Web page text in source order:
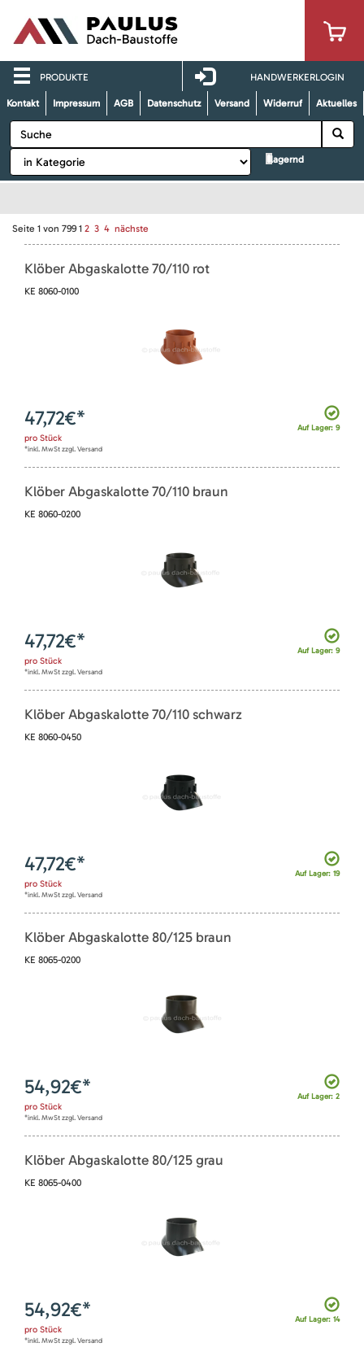
PRODUKTE HANDWERKERLOGIN
Kontakt Impressum AGB Datenschutz Versand Widerruf Aktuelles
lagernd
Seite 1 von 799 1 2 3 4 nächste
Klöber Abgaskalotte 70/110 rot
KE 8060-0100
Auf Lager: 9
47,72€*
pro Stück
*inkl. MwSt zzgl. Versand
Klöber Abgaskalotte 70/110 braun
KE 8060-0200
Auf Lager: 9
47,72€*
pro Stück
*inkl. MwSt zzgl. Versand
Klöber Abgaskalotte 70/110 schwarz
KE 8060-0450
Auf Lager: 19
47,72€*
pro Stück
*inkl. MwSt zzgl. Versand
Klöber Abgaskalotte 80/125 braun
KE 8065-0200
Auf Lager: 2
54,92€*
pro Stück
*inkl. MwSt zzgl. Versand
Klöber Abgaskalotte 80/125 grau
KE 8065-0400
Auf Lager: 14
54,92€*
pro Stück
*inkl. MwSt zzgl. Versand